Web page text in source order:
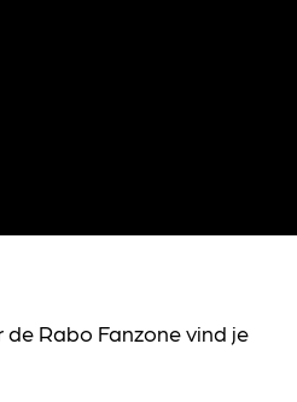
Rabo Fanzone vind je